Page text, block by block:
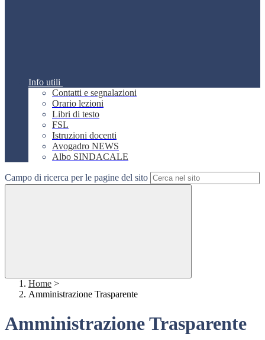
Info utili
Contatti e segnalazioni
Orario lezioni
Libri di testo
FSL
Istruzioni docenti
Avogadro NEWS
Albo SINDACALE
Campo di ricerca per le pagine del sito
Home >
Amministrazione Trasparente
Amministrazione Trasparente